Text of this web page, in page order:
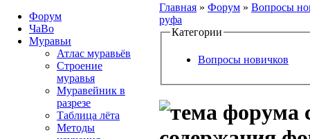
Главная » Форум » Вопросы
руфа
Категории
Вопросы новичков
Форум
ЧаВо
Муравьи
Атлас муравьёв
Строение
муравья
Муравейник в
разрезе
Таблица лёта
Методы